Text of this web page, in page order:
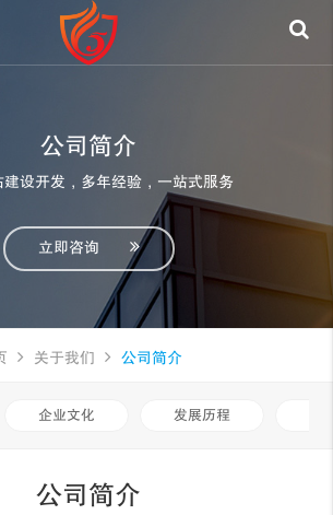
公司简介
设开发，多年经验，一站式服务
立即咨询
关于我们 公司简介
企业文化 发展历程
公司简介